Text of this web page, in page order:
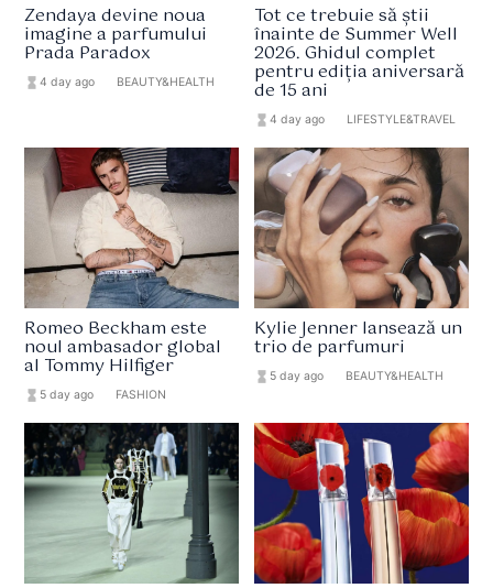
Zendaya devine noua
imagine a parfumului
Prada Paradox
hourglass_full4 day ago BEAUTY&HEALTH
Tot ce trebuie să știi
înainte de Summer Well
2026. Ghidul complet
pentru ediția aniversară
de 15 ani
hourglass_full 4 day ago LIFESTYLE&TRAVEL
Romeo Beckham este
noul ambasador global
al Tommy Hilfiger
hourglass_full 5 day ago FASHION
Kylie Jenner lansează un
trio de parfumuri
hourglass_full 5 day ago BEAUTY&HEALTH